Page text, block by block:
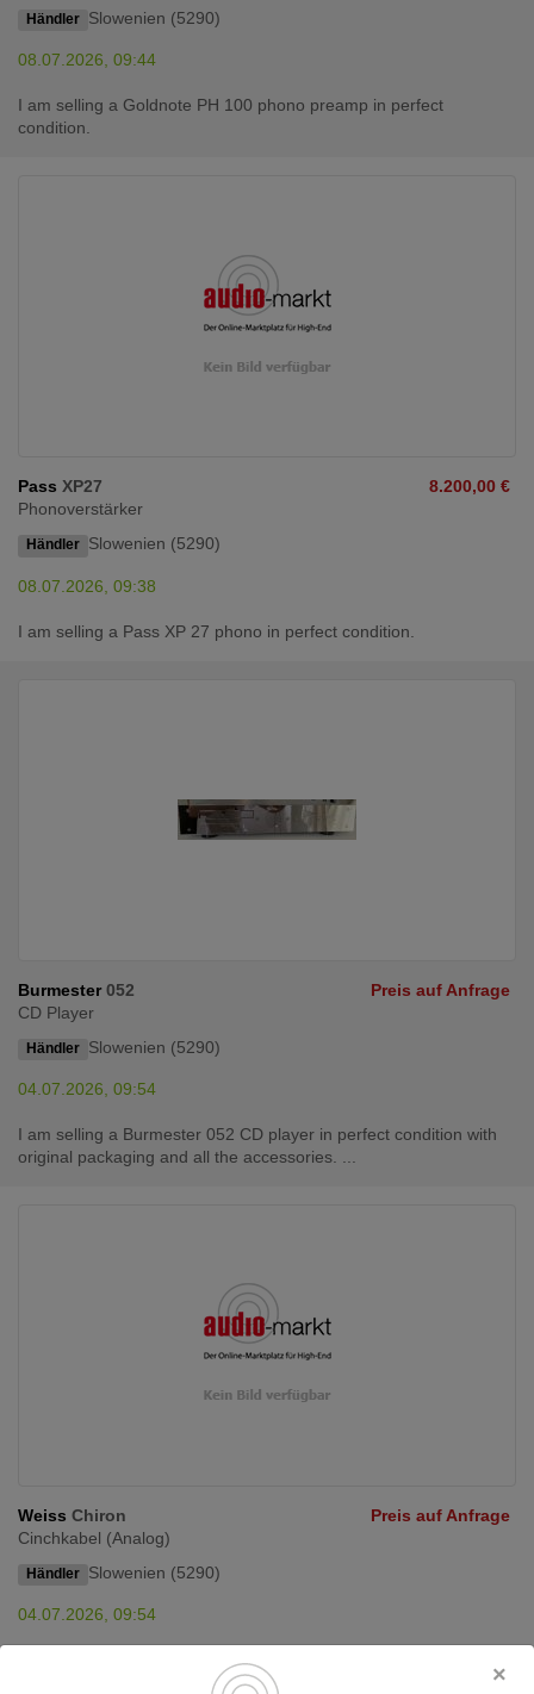
Händler Slowenien (5290)
08.07.2026, 09:44
I am selling a Goldnote PH 100 phono preamp in perfect
condition.
Pass XP27
Phonoverstärker
Händler Slowenien (5290)
8.200,00 €
08.07.2026, 09:38
I am selling a Pass XP 27 phono in perfect condition.
Burmester052
CD Player
Händler Slowenien (5290)
Preis auf Anfrage
04.07.2026, 09:54
I am selling a Burmester 052 CD player in perfect condition with
original packaging and all the accessories. ...
Weiss Chiron
Cinchkabel (Analog)
Händler Slowenien (5290)
Preis auf Anfrage
04.07.2026, 09:54
I am selling a pair of RCA interconnect cables.